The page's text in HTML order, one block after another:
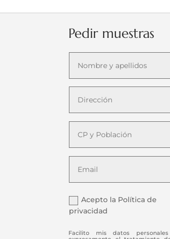
Pedir muestras
Acepto la Política de
privacidad
Facilito mis datos